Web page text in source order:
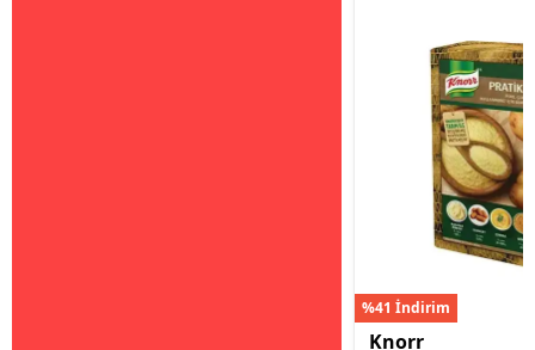
%41 İndirim
Knorr